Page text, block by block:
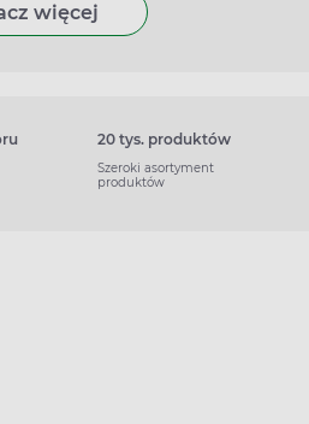
więcej
20 tys. produktów
Szeroki asortyment
produktów